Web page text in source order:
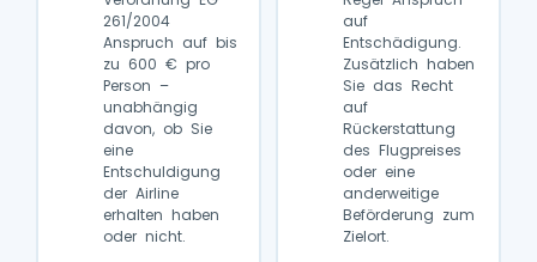
261/2004
Anspruch auf bis
zu 600 € pro
Person –
unabhängig
davon, ob Sie
eine
Entschuldigung
der Airline
erhalten haben
oder nicht.
auf
Entschädigung.
Zusätzlich haben
Sie das Recht
auf
Rückerstattung
des Flugpreises
oder eine
anderweitige
Beförderung zum
Zielort.